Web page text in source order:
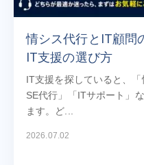
情シス代行とIT顧問
IT支援の選び方
IT支援を探していると、
SE代行」「ITサポート」
ます。ど...
2026.07.02